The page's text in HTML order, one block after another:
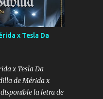
miran hay gente
subir de level
A veces me pongo
ven la cachucha de
en alto A veces
me fajó una
las
chiste es que hago
x Tesla Da
x Tesla Da
de Mérida x
la letra de